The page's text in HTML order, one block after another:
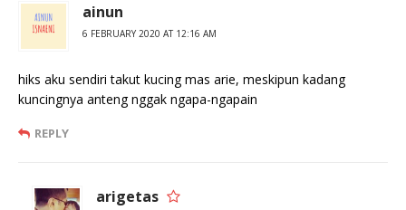
ainun
6 FEBRUARY 2020 AT 12:16 AM
hiks aku sendiri takut kucing mas arie, meskipun kadang
kuncingnya anteng nggak ngapa-ngapain
REPLY
arigetas